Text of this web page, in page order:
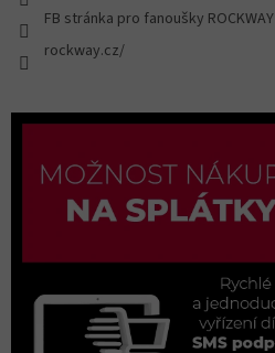
FB stránka pro fanoušky ROCKWAY
rockway.cz/